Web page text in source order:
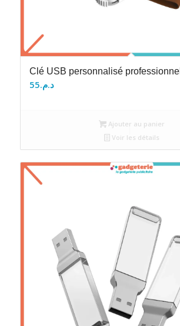
Clé USB personnalisé professionnel
د.م.55
Ajouter au panier
Voir les détails